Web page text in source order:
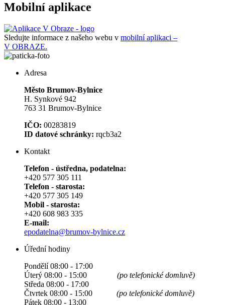
Mobilní aplikace
Sledujte informace z našeho webu v mobilní aplikaci –
V OBRAZE.
Adresa
Město Brumov-Bylnice
H. Synkové 942
763 31 Brumov-Bylnice
IČO: 00283819
ID datové schránky: rqcb3a2
Kontakt
Telefon - ústředna, podatelna:
+420 577 305 111
Telefon - starosta:
+420 577 305 149
Mobil - starosta:
+420 608 983 335
E-mail:
epodatelna@brumov-bylnice.cz
Úřední hodiny
Pondělí 08:00 - 17:00
Úterý 08:00 - 15:00 (po telefonické domluvě)
Středa 08:00 - 17:00
Čtvrtek 08:00 - 15:00 (po telefonické domluvě)
Pátek 08:00 - 13:00